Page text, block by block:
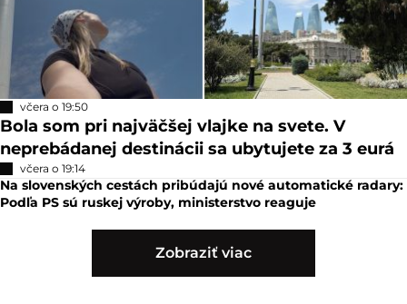
včera o 19:50
Bola som pri najväčšej vlajke na svete. V
neprebádanej destinácii sa ubytujete za 3 eurá
včera o 19:14
Na slovenských cestách pribúdajú nové automatické radary:
Podľa PS sú ruskej výroby, ministerstvo reaguje
Zobraziť viac